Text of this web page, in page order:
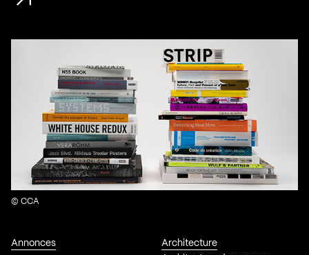
Annonces
Architecture
© CCA